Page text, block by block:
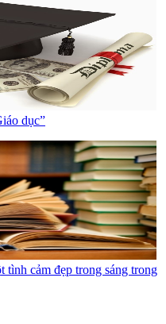
dục”
tình cảm đẹp trong sáng trong